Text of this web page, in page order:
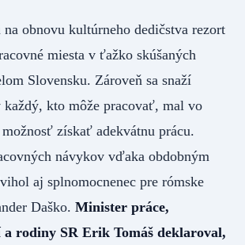
obnovu kultúrneho dedičstva rezort
miesta v ťažko skúšaných
Slovensku. Zároveň sa snaží
každý, kto môže pracovať, mal vo
získať adekvátnu prácu.
návykov vďaka obdobným
aj splnomocnenec pre rómske
Daško. Minister práce,
a rodiny SR Erik Tomáš deklaroval,